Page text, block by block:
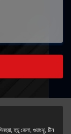
হুডু জেলা, গুয়াংঝু, চীন